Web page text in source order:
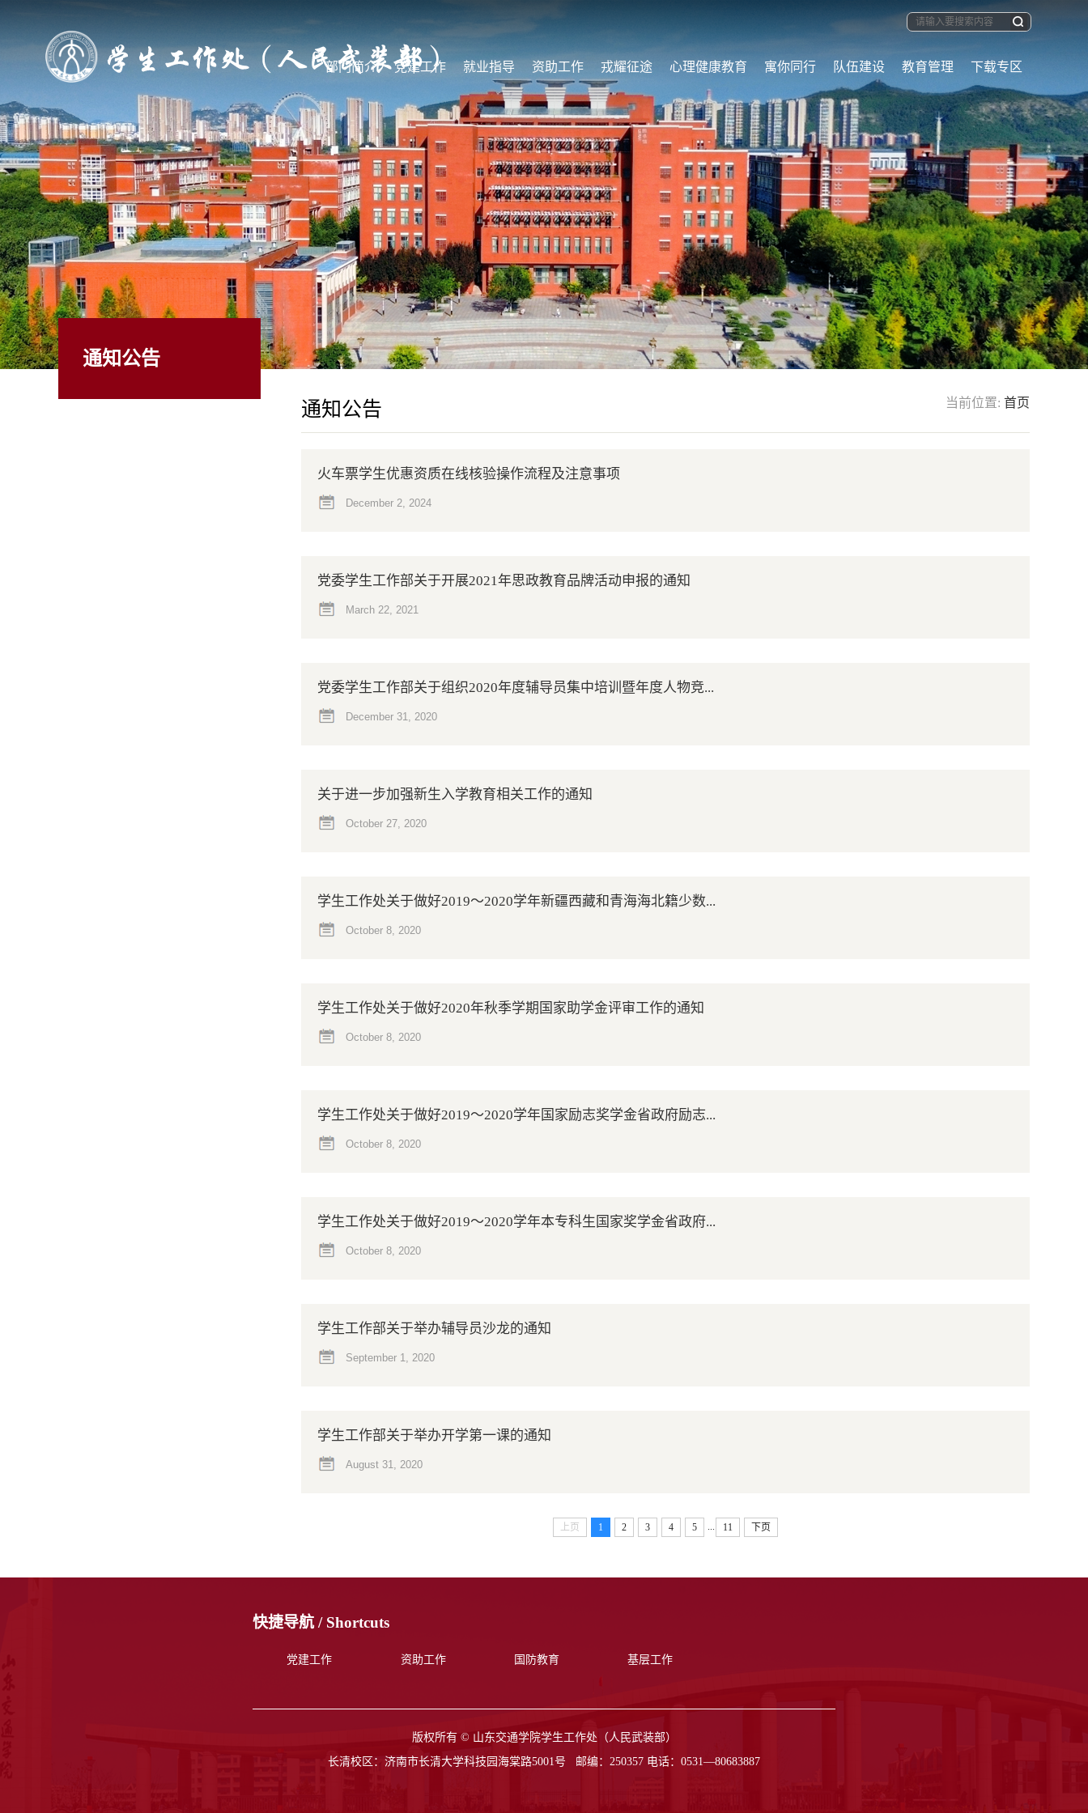
部门简介 党建工作 就业指导 资助工作 戎耀征途 心理健康教育 寓你同行 队伍建设 教育管理 下载专区
通知公告
通知公告 当前位置: 首页
火车票学生优惠资质在线核验操作流程及注意事项
December 2, 2024
党委学生工作部关于开展2021年思政教育品牌活动申报的通知
March 22, 2021
党委学生工作部关于组织2020年度辅导员集中培训暨年度人物竞...
December 31, 2020
关于进一步加强新生入学教育相关工作的通知
October 27, 2020
学生工作处关于做好2019～2020学年新疆西藏和青海海北籍少数...
October 8, 2020
学生工作处关于做好2020年秋季学期国家助学金评审工作的通知
October 8, 2020
学生工作处关于做好2019～2020学年国家励志奖学金省政府励志...
October 8, 2020
学生工作处关于做好2019～2020学年本专科生国家奖学金省政府...
October 8, 2020
学生工作部关于举办辅导员沙龙的通知
September 1, 2020
学生工作部关于举办开学第一课的通知
August 31, 2020
上页 1 2 3 4 5 11 下页
快捷导航 / Shortcuts
党建工作 资助工作 国防教育 基层工作
版权所有 © 山东交通学院学生工作处（人民武装部）
长清校区：济南市长清大学科技园海棠路5001号 邮编：250357 电话：0531—80683887